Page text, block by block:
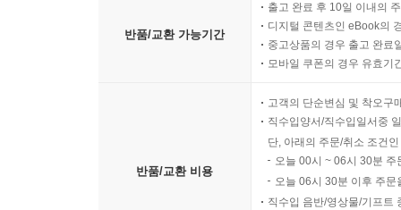
반품/교환 가능기간
출고 완료 후 10일 이내의
디지털 콘텐츠인 eBook의
중고상품의 경우 출고 완료
모바일 쿠폰의 경우 유효기
반품/교환 비용
고객의 단순변심 및 착오구
직수입양서/직수입일서중
단, 아래의 주문/취소 조건
오늘 00시 ~ 06시 30분
오늘 06시 30분 이후 주
직수입 음반/영상물/기프트